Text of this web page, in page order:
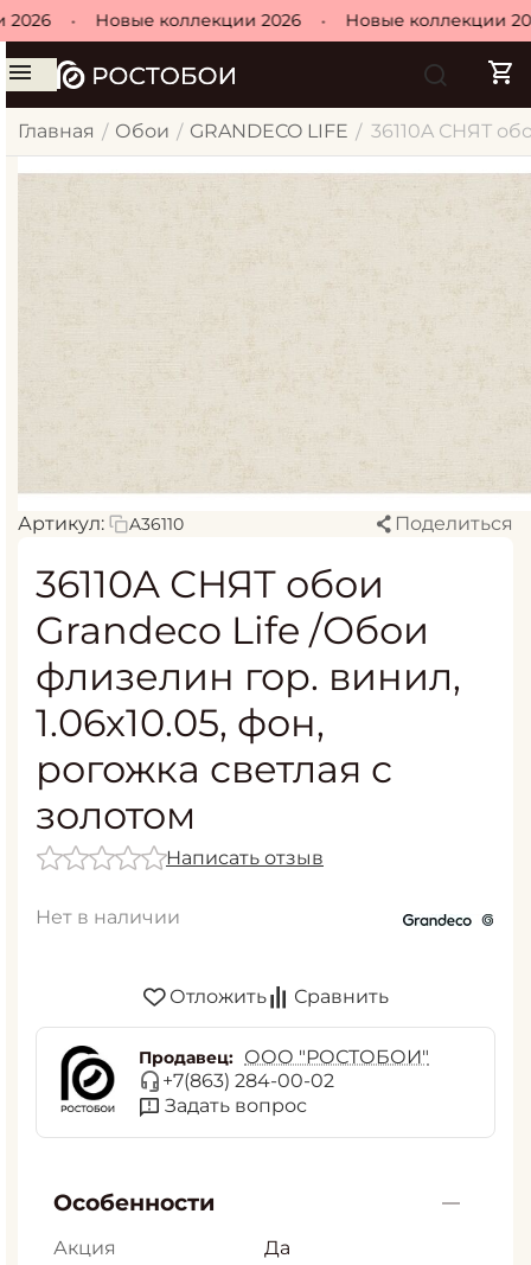
Новые коллекции 2026 Новые коллекции
Главная / Обои / GRANDECO LIFE / 36110A СНЯТ
Артикул: A36110 Поделиться
36110A СНЯТ обои
Grandeco Life /Обои
флизелин гор. винил,
1.06х10.05, фон,
рогожка светлая с
золотом
Написать отзыв
Нет в наличии
Отложить Сравнить
Продавец: ООО "РОСТОБОИ"
+7(863) 284-00-02
Задать вопрос
Особенности
Акция
Да